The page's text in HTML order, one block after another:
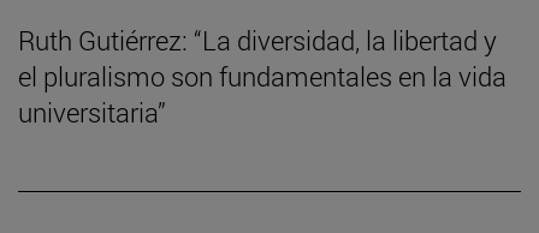
Ruth Gutiérrez: “La diversidad, la libertad y
el pluralismo son fundamentales en la vida
universitaria”